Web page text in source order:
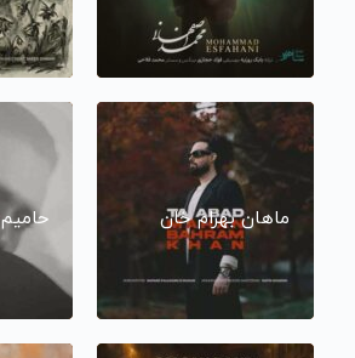
ماهان بهرام خان حامیم